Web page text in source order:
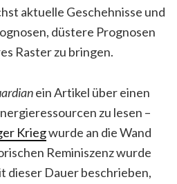
aktuelle Geschehnisse und
düstere Prognosen
Raster zu bringen.
ein Artikel über einen
zu lesen –
Kriegwurde an die Wand
Reminiszenz wurde
dieser Dauer beschrieben,